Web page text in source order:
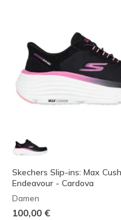
Skechers Slip-ins: Max
Endeavour - Cardova
Damen
100,00 €